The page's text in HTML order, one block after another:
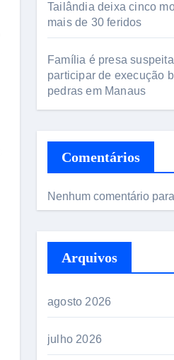
Tailândia deixa cinco
mais de 30 feridos
Família é presa
participar de execução
pedras em Manaus
Comentários
Nenhum comentário
Arquivos
agosto 2026
julho 2026